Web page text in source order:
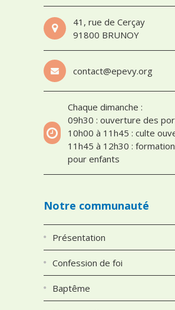
41, rue de Cerçay
91800 BRUNOY
contact@epevy.org
Chaque dimanche :
09h30 : ouverture des
10h00 à 11h45 : culte
11h45 à 12h30 :
pour enfants
Notre communauté
Présentation
Confession de foi
Baptême